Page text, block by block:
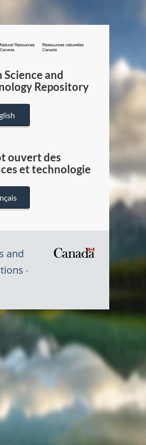
/
Canada
Science and
Repository
ouvert des
et technologie
and
Symbole
du